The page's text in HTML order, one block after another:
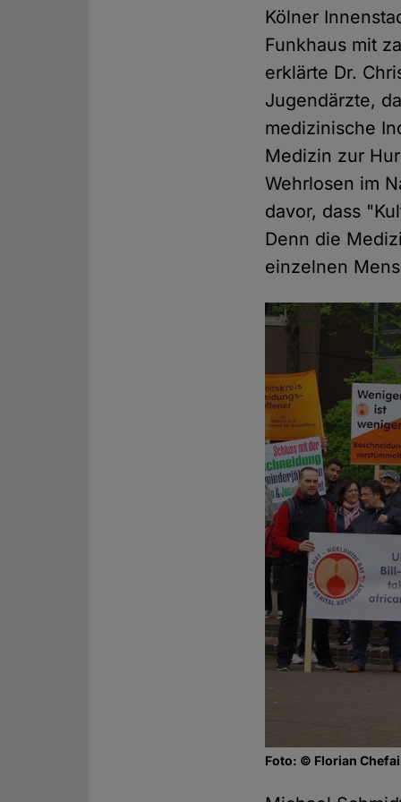
Kölner
Funkhaus mit
erklärte Dr.
Jugendärzte,
medizinische
Medizin zur
Wehrlosen im
davor, dass
Denn die
einzelnen
Foto: © Florian Chefai